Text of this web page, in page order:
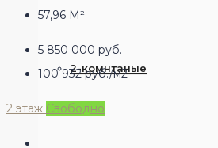
2-комнтаные
57,96 М²
5 850 000 руб.
100 932 руб./м2
2 этаж Свободно